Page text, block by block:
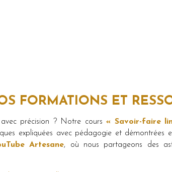
FORMATIONS ET
avec précision ? Notre cours« Savoir-faire
expliquées avec pédagogie et démontrées
Artesane, où nous partageons des